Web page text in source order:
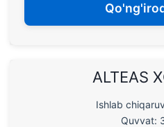
ALTEAS
Ishlab
Quvvat: